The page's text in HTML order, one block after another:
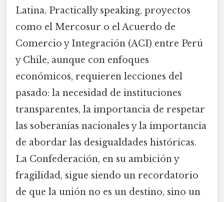
Latina. Practically speaking, proyectos
como el Mercosur o el Acuerdo de
Comercio y Integración (ACI) entre Perú
y Chile, aunque con enfoques
económicos, requieren lecciones del
pasado: la necesidad de instituciones
transparentes, la importancia de respetar
las soberanías nacionales y la importancia
de abordar las desigualdades históricas.
La Confederación, en su ambición y
fragilidad, sigue siendo un recordatorio
de que la unión no es un destino, sino un